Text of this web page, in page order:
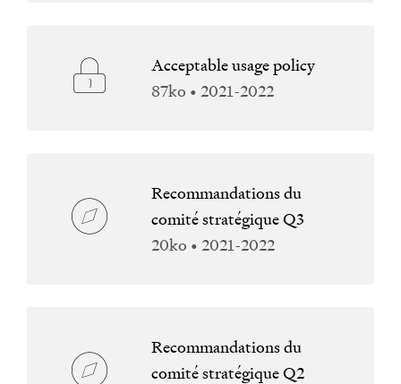
Acceptable usage policy
87ko • 2021-2022
Recommandations du
comité stratégique Q3
20ko • 2021-2022
Recommandations du
comité stratégique Q2